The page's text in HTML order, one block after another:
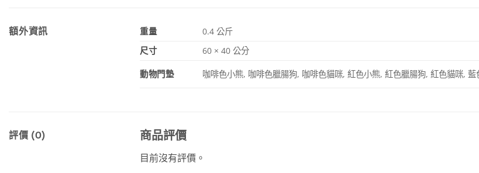
額外資訊 重量
0.4 公斤
尺寸
60 × 40 公分
動物門墊 咖啡色小熊, 咖啡色臘腸狗, 咖啡色貓咪, 紅色小熊, 紅色臘腸狗, 紅色貓咪,
評價 (0) 商品評價
目前沒有評價。